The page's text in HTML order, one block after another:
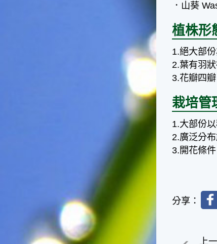
個時節，台灣周圍海域的水溫
海域可以捕獲到鮮美的立翅旗
賊，澎湖附近則有鰆、蝦可以
捕獲。◎節氣小園丁這個節氣
是龍眼的盛產期，「龍眼」是
一般家庭在喜慶時常選用的水
果。在民間，人們相信吃了龍
眼肉，子孫會做大官，而且龍
眼又稱為「福圓」，所以有句
俗諺是這麼說的：「食福圓生
子生孫中狀元」，可見龍眼在
民間流傳的說法中是種有「福
氣」的水果喔！◎節氣生活在
．山葵
植株形
1.絕大部
2.葉有羽
3.花瓣四
栽培管
1.大部份
2.廣泛分
3.開花條
分享：
上